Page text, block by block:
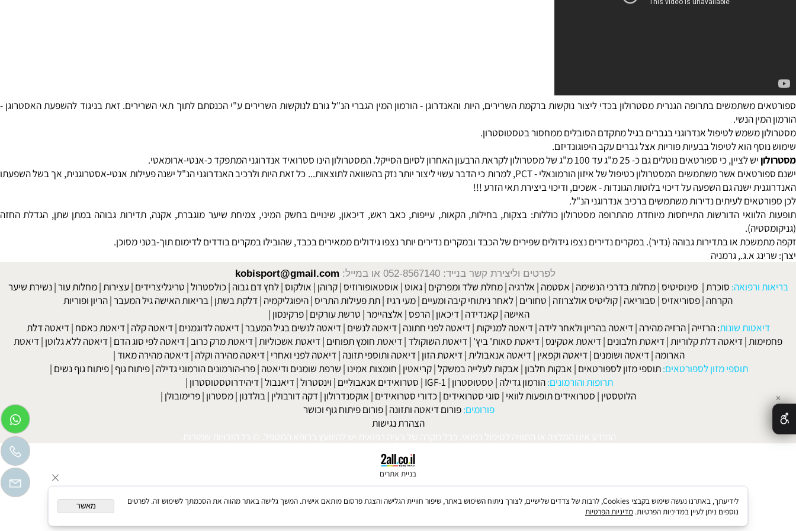
משתמשים בתרופה הגנרית מסטרולון בכדי ליצור נוקשות ברקמת השרירים, היות והאנדרוגן - הורמון המין הגברי הנ"ל גורם לנוקשות השרירים ע"י הכנסתם לתוך תאי השרירים. זאת בניגוד להשפעת האסטרוגן -
הנשי.
משמש לטיפול אנדרוגני בגברים בגיל מתקדם הסובלים ממחסור ב
הוא לטיפול בבעיות פוריות אצל גברים עקב היפוגונדיזם.
יש לציין, כי ספורטאים נוטלים גם כ- 25 מ"ג עד 100 מ"ג של מסטרולון לקראת הרבעון האחרון לסיום הסייקל. המסטרולון הינו סטרואיד אנדרוגני המתפקד כ- אנטי-ארומאטי.
ישנם ספורטאים אשר משתמשים המסטרולון כטיפול של איזון הורמונאלי - PCT, למרות כי הדבר עשוי ליצור יותר נזק בהשוואה לתוצאות... כל זאת היות ולרכיב האנדרוגני הנ"ל ישנה פעילות אנטי-אסטרוגנית, אך בשל השפעתו
ישנה גם השפעה על דיכוי בלוטות הגונדות - אשכים, ודיכוי ביצירת תאי הזרע !!!
לעיתים נדירות משתמשים ברכיב אנדרוגני הנ"ל.
הדורשות התייחסות מיוחדת מהתרופה מסטרולון כוללות: בצקות, בחילות, הקאות, עייפות, כאב ראש, דיכאון, שינויים בחשק המיני, צמיחת שיער מוגברת, אקנה, תדירות גבוהה במתן שתן, הגדלת החזה
או בתדירות גבוהה (נדיר). במקרים נדירים נצפו גידולים שפירים של הכבד ובמקרים נדירים יותר נצפו גידולים ממאירים בכבד, שהובילו במקרים בודדים לדימום תוך-בטני מסוכן.
לפרטים וליצירת קשר בנייד: 052-8567140 או במייל:kobisport@gmail.com
סינוסיטיס מחלות בדרכי הנשימה | אסטמה אלרגיה |מחלת שלד ומפרקים|גאוט|אוסטאופורוזיס|קרוהן|אולקוס|לחץ דם גבוה | כולסטרול טריגליצרידים עצירות מחלות עור
הקרחה|פסוריאזיס|סבוריאה|קוליטיס אולצרוזה|טחורים|לאחר ניתוחי קיבה ומעיים| מעי רגיז |תת פעילות התריס|היפוגליקמיה|דלקת בשתן|בריאות האישה גיל המעבר|הריון ופוריות
האישה|קאנדידה|דיכאון|הרפס|אלצהיימר| טרשת עורקים|פרקינסון|
: הרזיה מהירה|דיאטה בהריון ולאחר לידה |דיאטה למניקות|דיאטה לפני חתונה|דיאטה לנשים|דיאטה לנשים בגיל המעבר|דיאטה לדוגמנים|דיאטה קלה|דיאטת כאסח דיאטה דלת
דיאטה דלת קלוריות|דיאטת חלבונים|דיאטת אטקינס|דיאטת סאות' ביץ' |דיאטת השוקולד|דיאטת חומץ תפוחים|דיאטת אשכוליות|דיאטת מרק כרוב|דיאטה לפי סוג הדם|דיאטה ללא גלוטן
|דיאטה וקפאין|דיאטה אנאבולית|דיאטת הזון|דיאטה ותוספי תזונה|דיאטה לפני ואחרי|דיאטה מהירה וקלה|דיאטה מהירה מאוד
תוספי מזון לספורטאים: תוספי מזון לספורטאים| אבקות חלבון|אבקות לעלייה במשקל|קריאטין|חומצות אמינו|שרפת שומנים ודיאטה| פרו-הורמונים הורמוני גדילה|
טסטוסטרון|
IGF-1
|סטרואידים אנאבוליים|וינסטרול|דיאנבול
כדורי סטרואידים|אוקסנדרולון
הצהרת נגישות
המידע אינו המלצה או התוויה לטיפול רפואי. בכל מקרה של בעיה רפואית יש להיוועץ ברופא המטפל. © כל הזכויות שמורות.
בניית אתרים